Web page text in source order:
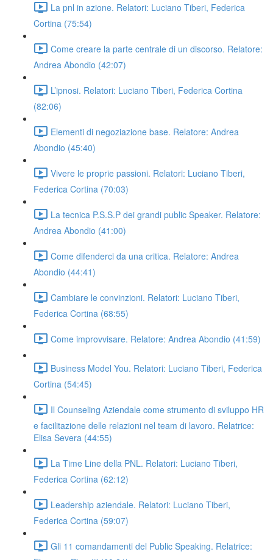
La pnl in azione. Relatori: Luciano Tiberi, Federica
Cortina (75:54)
Come creare la parte centrale di un discorso. Relatore:
Andrea Abondio (42:07)
L’ipnosi. Relatori: Luciano Tiberi, Federica Cortina
(82:06)
Elementi di negoziazione base. Relatore: Andrea
Abondio (45:40)
Vivere le proprie passioni. Relatori: Luciano Tiberi,
Federica Cortina (70:03)
La tecnica P.S.S.P dei grandi public Speaker. Relatore:
Andrea Abondio (41:00)
Come difenderci da una critica. Relatore: Andrea
Abondio (44:41)
Cambiare le convinzioni. Relatori: Luciano Tiberi,
Federica Cortina (68:55)
Come improvvisare. Relatore: Andrea Abondio (41:59)
Business Model You. Relatori: Luciano Tiberi, Federica
Cortina (54:45)
Il Counseling Aziendale come strumento di sviluppo HR
e facilitazione delle relazioni nel team di lavoro. Relatrice:
Elisa Severa (44:55)
La Time Line della PNL. Relatori: Luciano Tiberi,
Federica Cortina (62:12)
Leadership aziendale. Relatori: Luciano Tiberi,
Federica Cortina (59:07)
Gli 11 comandamenti del Public Speaking. Relatrice: